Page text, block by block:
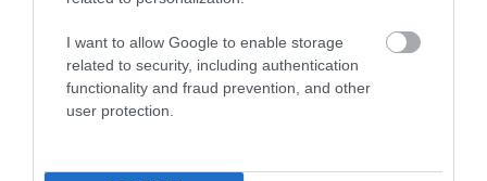
I want to allow Google to enable storage
related to security, including authentication
functionality and fraud prevention, and other
user protection.